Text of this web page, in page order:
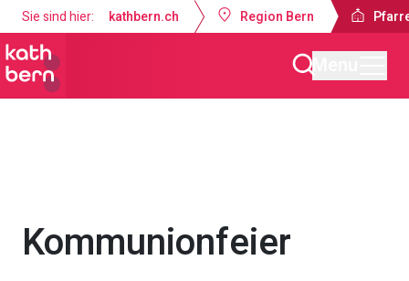
Sie sind hier: kathbern.ch Region Bern
Kommunionfeier